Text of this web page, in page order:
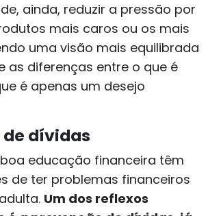
ainda, reduzir a pressão por
mais caros ou os mais
uma visão mais equilibrada
as diferenças entre o que é
é apenas um desejo
dívidas
educação financeira têm
de ter problemas financeiros
Um dos reflexos